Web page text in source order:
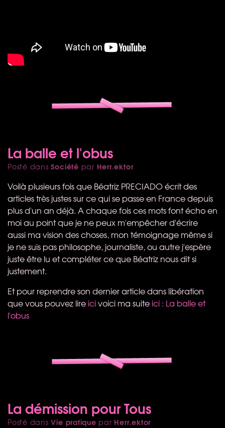
La balle et l'obus
Posté dansSociété par Herr.ektor
Voilà plusieurs fois que Béatriz PRECIADOécrit des
articles très justes sur ce qui se passe en France depuis
plus d'un an déjà. A chaque fois ces mots font écho en
moi au point que je ne peux m'empêcher d'écrire
aussi ma vision des choses, mon témoignage même si
je ne suis pas philosophe, journaliste, ou autre j'espère
juste être lu et compléter ce que Béatriz nous dit si
justement.
Et pour reprendre son dernier article dans libération
que vous pouvez lire icivoici ma suite ici : La balle et
l'obus
La démission pour Tous
Posté dansVie pratique par Herr.ektor